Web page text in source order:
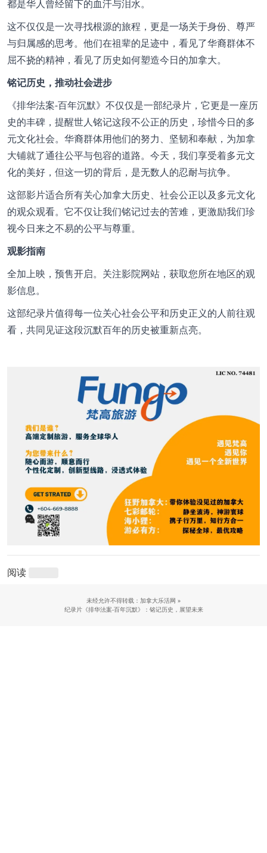
都是华人曾经留下的血汗与泪水。
这不仅仅是一次寻找根源的旅程，更是一场关于身份、尊严
与归属感的思考。他们在祖辈的足迹中，看见了华裔群体不
屈不挠的精神，看见了历史如何塑造今日的加拿大。
铭记历史，推动社会进步
《排华法案-百年沉默》不仅仅是一部纪录片，它更是一座历
史的丰碑，提醒世人铭记这段不公正的历史，珍惜今日的多
元文化社会。华裔群体用他们的努力、坚韧和奉献，为加拿
大铺就了通往公平与包容的道路。今天，我们享受着多元文
化的美好，但这一切的背后，是无数人的忍耐与抗争。
这部影片适合所有关心加拿大历史、社会公正以及多元文化
的观众观看。它不仅让我们铭记过去的苦难，更激励我们珍
视今日来之不易的公平与尊重。
观影指南
全加上映，预售开启。关注影院网站，获取您所在地区的观
影信息。
这部纪录片值得每一位关心社会公平和历史正义的人前往观
看，共同见证这段沉默百年的历史被重新点亮。
阅读
未经允许不得转载：加拿大乐活网 »
纪录片《排华法案-百年沉默》：铭记历史，展望未来